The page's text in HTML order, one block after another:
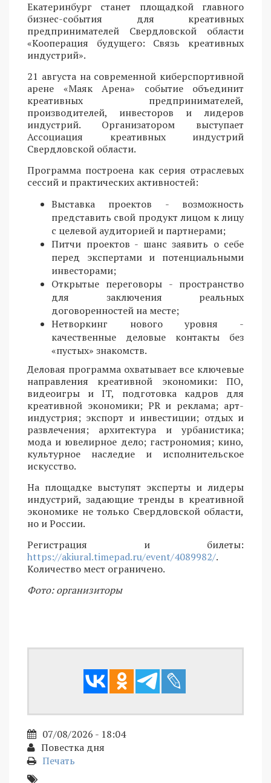
Екатеринбург станет площадкой главного
бизнес-события для креативных
предпринимателей Свердловской области
«Кооперация будущего: Связь креативных
индустрий».
21 августа на современной киберспортивной
арене «Маяк Арена» событие объединит
креативных предпринимателей,
производителей, инвесторов и лидеров
индустрий. Организатором выступает
Ассоциация креативных индустрий
Свердловской области.
Программа построена как серия отраслевых
сессий и практических активностей:
Выставка проектов - возможность
представить свой продукт лицом к лицу
с целевой аудиторией и партнерами;
Питчи проектов - шанс заявить о себе
перед экспертами и потенциальными
инвесторами;
Открытые переговоры - пространство
для заключения реальных
договоренностей на месте;
Нетворкинг нового уровня -
качественные деловые контакты без
«пустых» знакомств.
Деловая программа охватывает все ключевые
направления креативной экономики: ПО,
видеоигры и IT, подготовка кадров для
креативной экономики; PR и реклама; арт-
индустрия; экспорт и инвестиции; отдых и
развлечения; архитектура и урбанистика;
мода и ювелирное дело; гастрономия; кино,
культурное наследие и исполнительское
искусство.
На площадке выступят эксперты и лидеры
индустрий, задающие тренды в креативной
экономике не только Свердловской области,
но и России.
Регистрация и билеты:
https://akiural.timepad.ru/event/4089982/.
Количество мест ограничено.
Фото: организиторы
07/08/2026 - 18:04
Повестка дня
Печать